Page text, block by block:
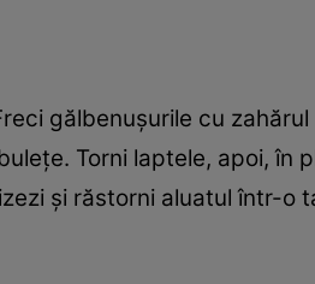
gălbenuşurile cu
Torni laptele, apoi, în
şi răstorni aluatul într-o